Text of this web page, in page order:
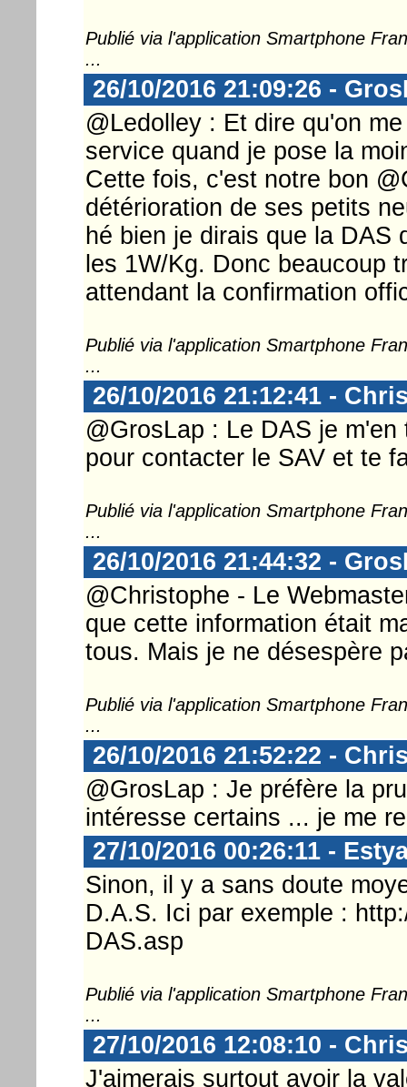
Publié via l'application Smartphone
...
26/10/2016 21:09:26 -
@Ledolley : Et dire qu'on
service quand je pose la
Cette fois, c'est notre bon
détérioration de ses petits
hé bien je dirais que la DAS
les 1W/Kg. Donc beaucoup
attendant la confirmation
Publié via l'application Smartphone
...
26/10/2016 21:12:41 -
@GrosLap : Le DAS je
pour contacter le SAV et te
Publié via l'application Smartphone
...
26/10/2016 21:44:32 -
@Christophe - Le
que cette information était
tous. Mais je ne désespère
Publié via l'application Smartphone
...
26/10/2016 21:52:22 -
@GrosLap : Je préfère la
intéresse certains ... je me
27/10/2016 00:26:11 -
Sinon, il y a sans doute
D.A.S. Ici par exemple :
DAS.asp
Publié via l'application Smartphone
...
27/10/2016 12:08:10 -
J'aimerais surtout avoir la